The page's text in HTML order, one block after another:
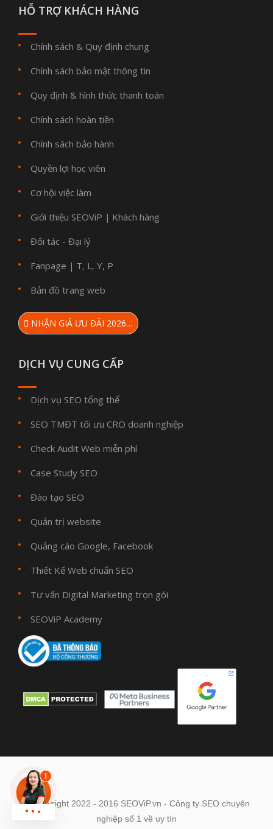
HỖ TRỢ KHÁCH HÀNG
Chính sách & Quy định chung
Chính sách bảo mật thông tin
Quy định & hình thức thanh toán
Chính sách hoàn tiền
Chính sách bảo hành
Quyền lợi học viên
Cơ hội việc làm
Giới thiệu SEOViP | Khách hàng
Đối tác - Đại lý
Fanpage | T, L, Y, P
Bản đồ trang web
NHẬN GIÁ ƯU ĐÃI 2026…
DỊCH VỤ CUNG CẤP
Dịch vụ SEO tổng thể
SEO TMĐT tối ưu CRO doanh nghiệp
Check Audit Web miễn phí
Case Study SEO
Đào tạo SEO
Quản trị website
Quảng cáo Google, Facebook
Thiết Kế Web chuẩn SEO
Tư vấn Digital Marketing trọn gói
SEOViP Academy
© Copyright 2022 - 2016 SEOViP.vn - Công ty SEO chuyên
nghiệp số 1 về uy tín
Chat zalo !